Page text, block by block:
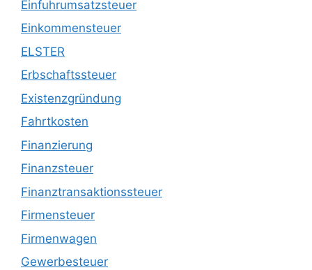
Einfuhrumsatzsteuer
Einkommensteuer
ELSTER
Erbschaftssteuer
Existenzgründung
Fahrtkosten
Finanzierung
Finanzsteuer
Finanztransaktionssteuer
Firmensteuer
Firmenwagen
Gewerbesteuer